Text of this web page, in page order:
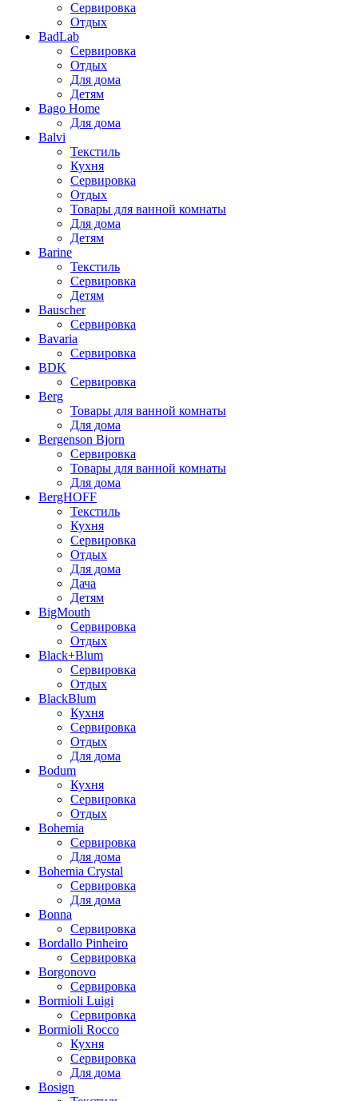
Сервировка
Отдых
BadLab
Сервировка
Отдых
Для дома
Детям
Bago Home
Для дома
Balvi
Текстиль
Кухня
Сервировка
Отдых
Товары для ванной комнаты
Для дома
Детям
Barine
Текстиль
Сервировка
Детям
Bauscher
Сервировка
Bavaria
Сервировка
BDK
Сервировка
Berg
Товары для ванной комнаты
Для дома
Bergenson Bjorn
Сервировка
Товары для ванной комнаты
Для дома
BergHOFF
Текстиль
Кухня
Сервировка
Отдых
Для дома
Дача
Детям
BigMouth
Сервировка
Отдых
Black+Blum
Сервировка
Отдых
BlackBlum
Кухня
Сервировка
Отдых
Для дома
Bodum
Кухня
Сервировка
Отдых
Bohemia
Сервировка
Для дома
Bohemia Crystal
Сервировка
Для дома
Bonna
Сервировка
Bordallo Pinheiro
Сервировка
Borgonovo
Сервировка
Bormioli Luigi
Сервировка
Bormioli Rocco
Кухня
Сервировка
Для дома
Bosign